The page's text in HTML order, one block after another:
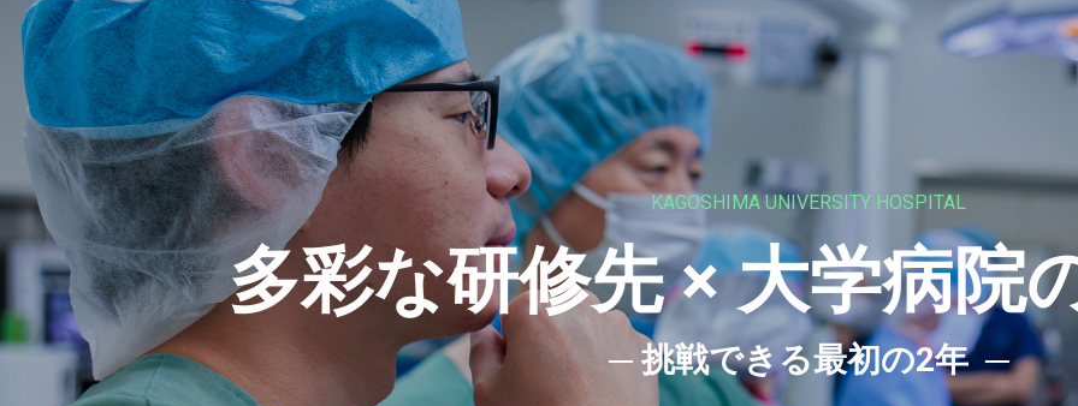
KAGOSHIMA UNIVERSITY HOSPITAL
多彩な研修先 × 大学病院
─ 挑戦できる最初の2年 ─